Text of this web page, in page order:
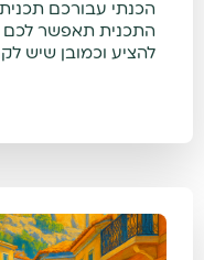
הכנתי עבורכם
התכנית תאפשר לכם
להציע וכמובן שיש